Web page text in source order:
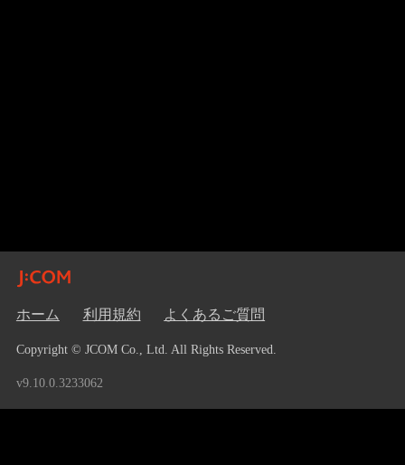
ホーム 利用規約 よくあるご質問
Copyright © JCOM Co., Ltd. All Rights Reserved.
v9.10.0.3233062